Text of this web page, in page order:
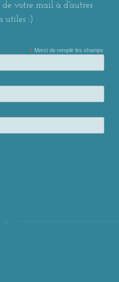
de votre mail à d'autres
utiles :)
*Merci de remplir les champs